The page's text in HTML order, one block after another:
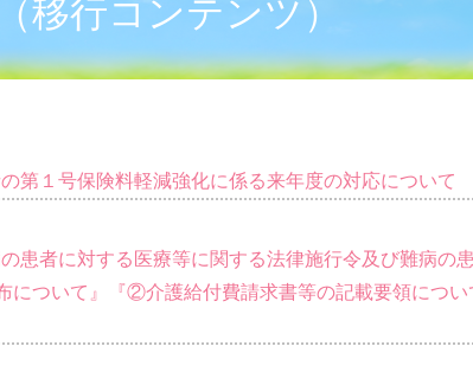
移行コンテンツ）
第１号保険料軽減強化に係る来年度の対応について
患者に対する医療等に関する法律施行令及び難病の
について』『②介護給付費請求書等の記載要領につい